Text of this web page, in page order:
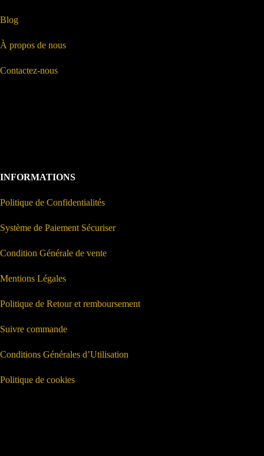
Blog
À propos de nous
Contactez-nous
INFORMATIONS
Politique de Confidentialités
Système de Paiement Sécuriser
Condition Générale de vente
Mentions Légales
Politique de Retour et remboursement
Suivre commande
Conditions Générales d’Utilisation
Politique de cookies